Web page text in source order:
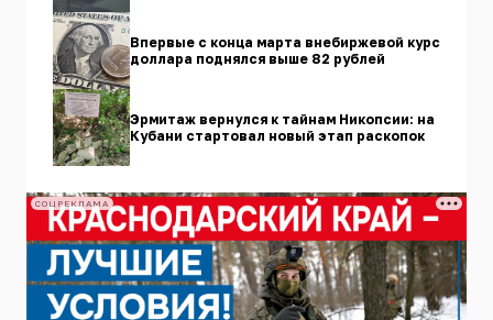
Впервые с конца марта внебиржевой курс
доллара поднялся выше 82 рублей
Эрмитаж вернулся к тайнам Никопсии: на
Кубани стартовал новый этап раскопок
СОЦРЕКЛАМА